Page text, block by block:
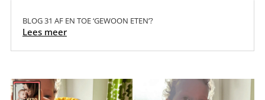
BLOG 31 AF EN TOE ‘GEWOON ETEN’?
Lees meer